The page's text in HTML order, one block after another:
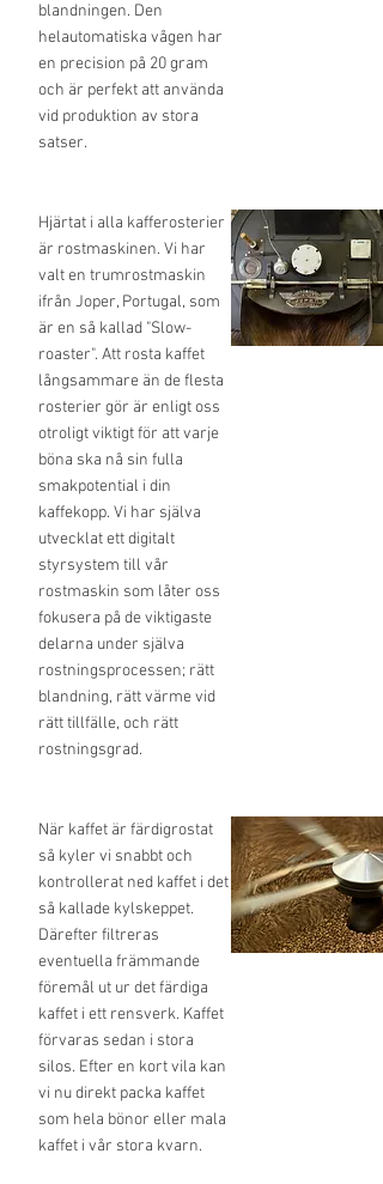
blandningen. Den
helautomatiska vågen har
en precision på 20 gram
och är perfekt att använda
vid produktion av stora
satser.
Hjärtat i alla kafferosterier
är rostmaskinen. Vi har
valt en trumrostmaskin
ifrån Joper, Portugal, som
är en så kallad "Slow-
roaster". Att rosta kaffet
långsammare än de flesta
rosterier gör är enligt oss
otroligt viktigt för att varje
böna ska nå sin fulla
smakpotential i din
kaffekopp. Vi har själva
utvecklat ett digitalt
styrsystem till vår
rostmaskin som låter oss
fokusera på de viktigaste
delarna under själva
rostningsprocessen; rätt
blandning, rätt värme vid
rätt tillfälle, och rätt
rostningsgrad.
När kaffet är färdigrostat
så kyler vi snabbt och
kontrollerat ned kaffet i det
så kallade kylskeppet.
Därefter filtreras
eventuella främmande
föremål ut ur det färdiga
kaffet i ett rensverk. Kaffet
förvaras sedan i stora
silos. Efter en kort vila kan
vi nu direkt packa kaffet
som hela bönor eller mala
kaffet i vår stora kvarn.